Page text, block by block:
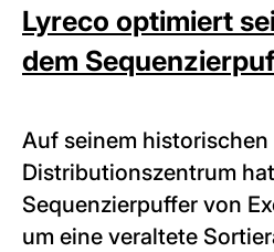
Lyreco optimiert
dem
Auf seinem historischen
Distributionszentrum
Sequenzierpuffer von
um eine veraltete